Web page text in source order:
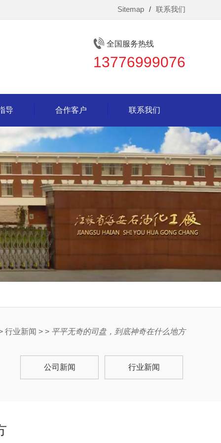
Sitemap / 联系我们
全国服务热线
13776999076
导 合作客户 联系我们
行业新闻 > > 平平无奇的司盘，到底神奇在什么地方
公司新闻 行业新闻